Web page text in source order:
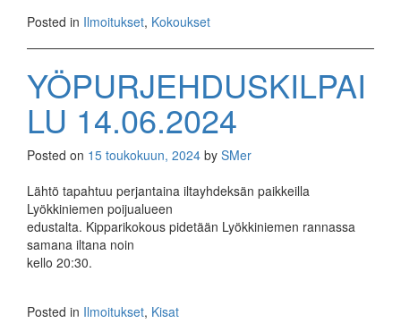
Posted in Ilmoitukset, Kokoukset
YÖPURJEHDUSKILPAI
LU 14.06.2024
Posted on 15 toukokuun, 2024 by SMer
Lähtö tapahtuu perjantaina iltayhdeksän paikkeilla
Lyökkiniemen poijualueen
edustalta. Kipparikokous pidetään Lyökkiniemen rannassa
samana iltana noin
kello 20:30.
Posted in Ilmoitukset, Kisat